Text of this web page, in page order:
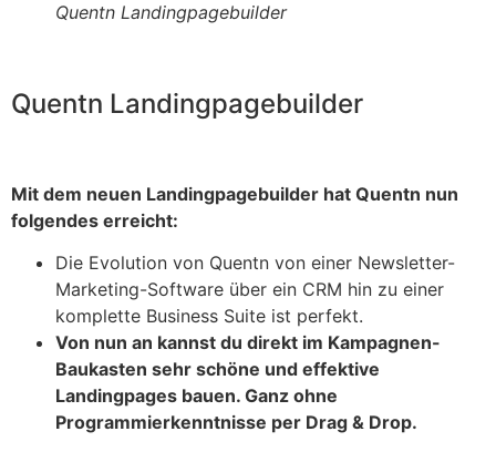
Quentn Landingpagebuilder
Quentn Landingpagebuilder
Mit dem neuen Landingpagebuilder hat Quentn nun
folgendes erreicht:
Die Evolution von Quentn von einer Newsletter-
Marketing-Software über ein CRM hin zu einer
komplette Business Suite ist perfekt.
Von nun an kannst du direkt im Kampagnen-
Baukasten sehr schöne und effektive
Landingpages bauen. Ganz ohne
Programmierkenntnisse per Drag & Drop.